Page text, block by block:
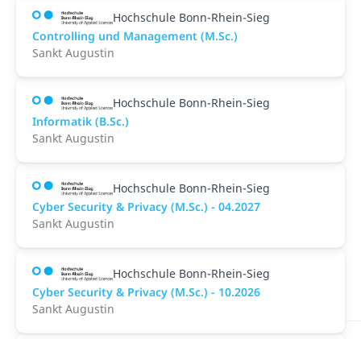
Hochschule Bonn-Rhein-Sieg
Controlling und Management (M.Sc.)
Sankt Augustin
Hochschule Bonn-Rhein-Sieg
Informatik (B.Sc.)
Sankt Augustin
Hochschule Bonn-Rhein-Sieg
Cyber Security & Privacy (M.Sc.) - 04.2027
Sankt Augustin
Hochschule Bonn-Rhein-Sieg
Cyber Security & Privacy (M.Sc.) - 10.2026
Sankt Augustin